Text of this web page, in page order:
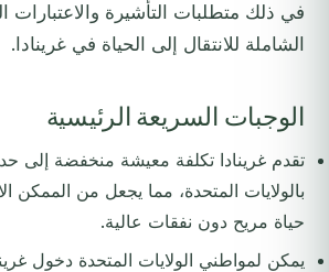
في ذلك متطلبات التأشيرة والاعتبارات
الشاملة للانتقال إلى الحياة في غرينادا.
الوجبات السريعة الرئيسية
تقدم غرينادا تكلفة معيشة منخفضة إلى حد
بالولايات المتحدة، مما يجعل من الممكن
حياة مريح دون نفقات عالية.
يمكن لمواطني الولايات المتحدة دخول